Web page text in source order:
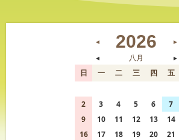
◄ 2026
►
◄
八月 ►
日 一 二 三 四 五
2
3 4 5 6 7
9
10 11 12 13 14
16
17 18 19 20 21